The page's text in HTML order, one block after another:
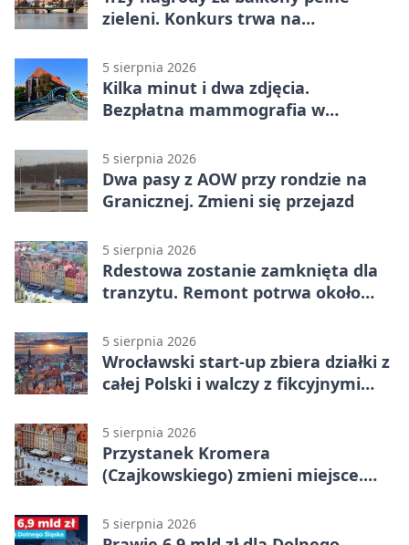
zieleni. Konkurs trwa na
5 sierpnia 2026
Kilka minut i dwa zdjęcia.
Bezpłatna mammografia w
5 sierpnia 2026
Dwa pasy z AOW przy rondzie na
Granicznej. Zmieni się przejazd
5 sierpnia 2026
Rdestowa zostanie zamknięta dla
tranzytu. Remont potrwa około
5 sierpnia 2026
Wrocławski start-up zbiera działki z
całej Polski i walczy z fikcyjnymi
5 sierpnia 2026
Przystanek Kromera
(Czajkowskiego) zmieni miejsce.
5 sierpnia 2026